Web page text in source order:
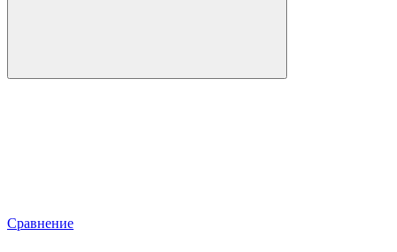
Сравнение